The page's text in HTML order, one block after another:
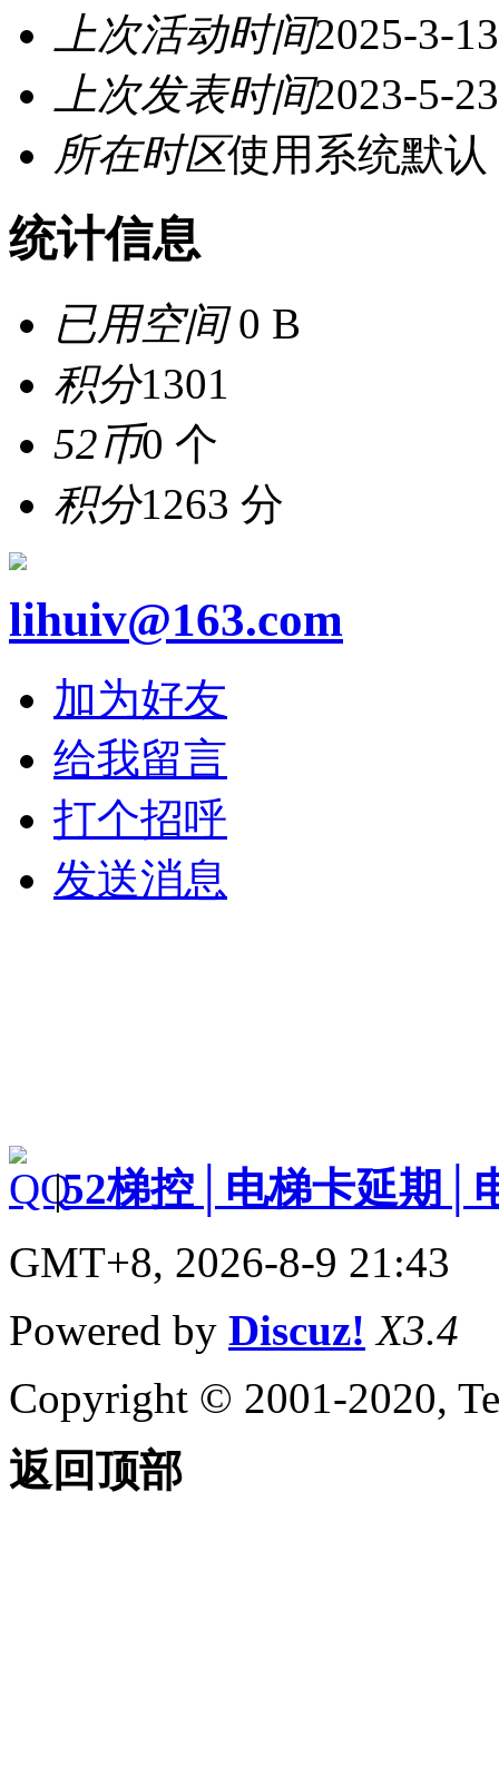
上次活动时间2025-3-
上次发表时间2023-5-
所在时区使用系统默认
统计信息
已用空间0 B
积分1301
52币0 个
积分1263 分
lihuiv@163.com
加为好友
给我留言
打个招呼
发送消息
|52梯控│电梯卡延期│
GMT+8, 2026-8-9 21:43
Powered by Discuz! X3.4
Copyright © 2001-2020,
返回顶部